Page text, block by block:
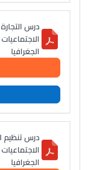
درس
الجغرافيا
درس تنظيم
الجغرافيا